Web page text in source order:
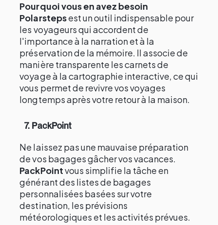
Pourquoi vous en avez besoin
Polarstepsest un outil indispensable pour
les voyageurs qui accordent de
l'importance à la narration et à la
préservation de la mémoire. Il associe de
manière transparente les carnets de
voyage à la cartographie interactive, ce qui
vous permet de revivre vos voyages
longtemps après votre retour à la maison.
7. PackPoint
Ne laissez pas une mauvaise préparation
de vos bagages gâcher vos vacances.
PackPointvous simplifie la tâche en
générant des listes de bagages
personnalisées basées sur votre
destination, les prévisions
météorologiques et les activités prévues.